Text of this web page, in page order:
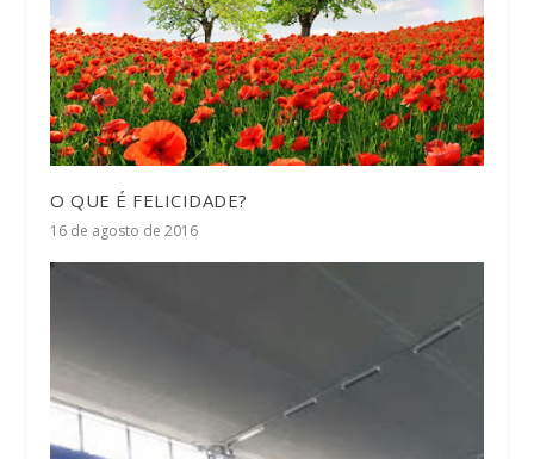
O QUE É FELICIDADE?
16 de agosto de 2016